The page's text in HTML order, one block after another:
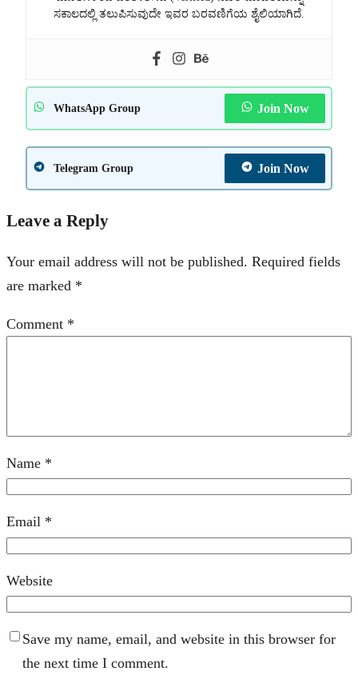
ಸಕಾಲದಲ್ಲಿ ತಲುಪಿಸುವುದೇ ಇವರ ಬರವಣಿಗೆಯ ಶೈಲಿಯಾಗಿದೆ.
WhatsApp Group Join Now
Telegram Group Join Now
Leave a Reply
Your email address will not be published. Required fields
are marked *
Comment *
Name *
Email *
Website
Save my name, email, and website in this browser for
the next time I comment.